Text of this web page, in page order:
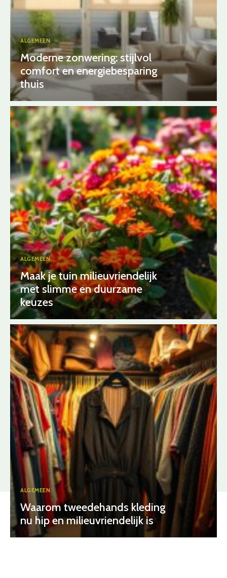
ALGEMEEN
Moderne zonwering: stijlvol
comfort en energiebesparing
thuis
ALGEMEEN
Maak je tuin milieuvriendelijk
met slimme en duurzame
keuzes
ALGEMEEN
Waarom tweedehands kleding
nu hip en milieuvriendelijk is